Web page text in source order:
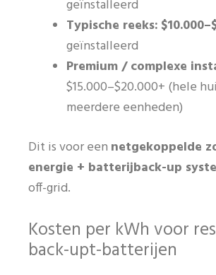
geïnstalleerd
Typische reeks:
geïnstalleerd
Premium / complexe
$15.000–$20.000+ (hele
meerdere eenheden)
Dit is voor een netgekoppelde
energie + batterijback-up
off-grid.
Kosten per kWh voor
back-upt-batterijen